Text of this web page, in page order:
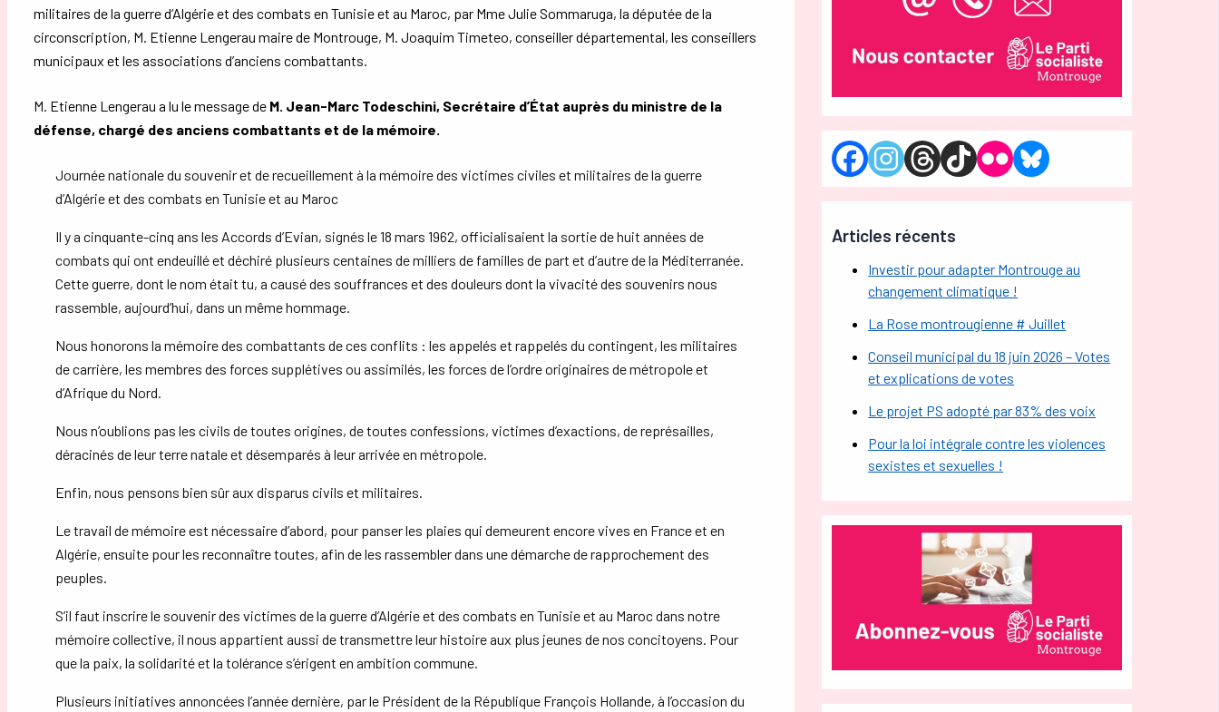
militaires de la guerre d’Algérie et des combats en Tunisie et au Maroc, par Mme Julie Sommaruga, la députée de la
circonscription, M. Etienne Lengerau maire de Montrouge, M. Joaquim Timeteo, conseiller départemental, les conseillers
municipaux et les associations d’anciens combattants.
M. Etienne Lengerau a lu le message de M. Jean-Marc Todeschini, Secrétaire d’État auprès du ministre de la
défense, chargé des anciens combattants et de la mémoire.
Journée nationale du souvenir et de recueillement à la mémoire des victimes civiles et militaires de la guerre
d’Algérie et des combats en Tunisie et au Maroc
Il y a cinquante-cinq ans les Accords d’Evian, signés le 18 mars 1962, officialisaient la sortie de huit années de
combats qui ont endeuillé et déchiré plusieurs centaines de milliers de familles de part et d’autre de la Méditerranée.
Cette guerre, dont le nom était tu, a causé des souffrances et des douleurs dont la vivacité des souvenirs nous
rassemble, aujourd’hui, dans un même hommage.
Nous honorons la mémoire des combattants de ces conflits : les appelés et rappelés du contingent, les militaires
de carrière, les membres des forces supplétives ou assimilés, les forces de l’ordre originaires de métropole et
d’Afrique du Nord.
Nous n’oublions pas les civils de toutes origines, de toutes confessions, victimes d’exactions, de représailles,
déracinés de leur terre natale et désemparés à leur arrivée en métropole.
Enfin, nous pensons bien sûr aux disparus civils et militaires.
Le travail de mémoire est nécessaire d’abord, pour panser les plaies qui demeurent encore vives en France et en
Algérie, ensuite pour les reconnaître toutes, afin de les rassembler dans une démarche de rapprochement des
peuples.
S’il faut inscrire le souvenir des victimes de la guerre d’Algérie et des combats en Tunisie et au Maroc dans notre
mémoire collective, il nous appartient aussi de transmettre leur histoire aux plus jeunes de nos concitoyens. Pour
que la paix, la solidarité et la tolérance s’érigent en ambition commune.
Plusieurs initiatives annoncées l’année dernière, par le Président de la République François Hollande, à l’occasion du
Articles récents
Investir pour adapter Montrouge au
changement climatique !
La Rose montrougienne # Juillet
Conseil municipal du 18 juin 2026 – Votes
et explications de votes
Le projet PS adopté par 83% des voix
Pour la loi intégrale contre les violences
sexistes et sexuelles !